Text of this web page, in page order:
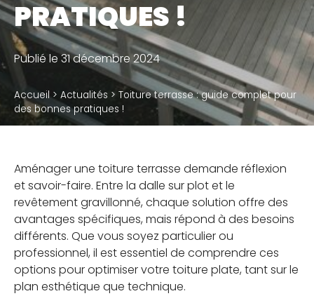
Accessoires
QUI SOMMES-NOUS
Notre métier
Notre politique RSE
BLOG
JE SUIS PROFESSIONNEL
PRATIQUES !
Publié le 31 décembre 2024
Accueil > Actualités > Toiture terrasse : guide complet pour
des bonnes pratiques !
Aménager une toiture terrasse demande réflexion
et savoir-faire. Entre la dalle sur plot et le
revêtement gravillonné, chaque solution offre des
avantages spécifiques, mais répond à des besoins
différents. Que vous soyez particulier ou
professionnel, il est essentiel de comprendre ces
options pour optimiser votre toiture plate, tant sur le
plan esthétique que technique.